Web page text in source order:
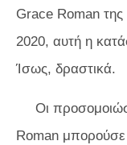
Grace Roman της
2020, αυτή η
Ίσως, δραστικά.
Οι
Roman μπορούσε